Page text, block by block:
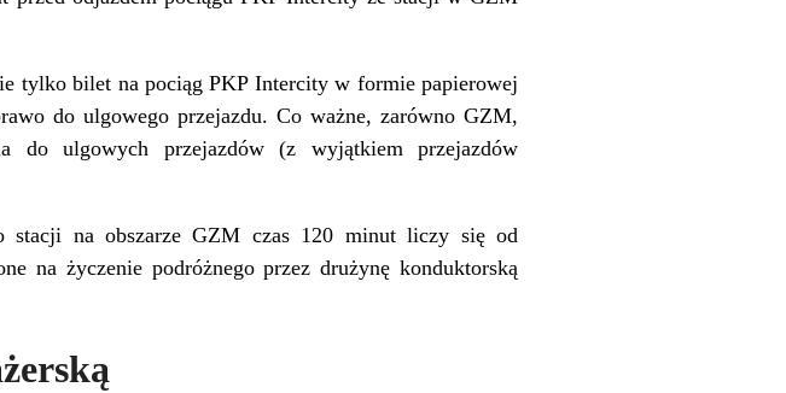
tylko bilet na pociąg PKP Intercity w formie papierowej
do ulgowego przejazdu. Co ważne, zarówno GZM,
do ulgowych przejazdów (z wyjątkiem przejazdów
stacji na obszarze GZM czas 120 minut liczy się od
na życzenie podróżnego przez drużynę konduktorską